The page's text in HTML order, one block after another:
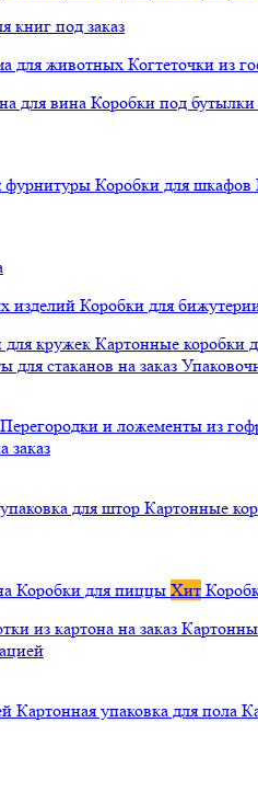
книг под заказ
для животных Когтеточки из
для вина Коробки под
фурнитуры Коробки для шкафов
изделий Коробки для
для кружек Картонные коробки
стаканов на заказ
Перегородки и ложементы из
заказ
для штор Картонные
Коробки для пиццы Хит
из картона на заказ
Картонная упаковка для пола